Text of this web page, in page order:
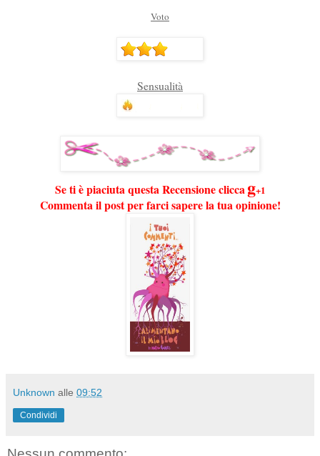
Voto
Sensualità
Se ti è piaciuta questa Recensione cliccag+1
Commenta il post per farci sapere la tua opinione!
Unknown alle 09:52
Condividi